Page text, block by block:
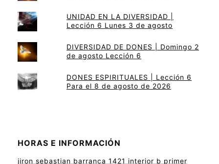
UNIDAD EN LA DIVERSIDAD |
Lección 6 Lunes 3 de agosto
DIVERSIDAD DE DONES | Domingo 2
de agosto Lección 6
DONES ESPIRITUALES | Lección 6
Para el 8 de agosto de 2026
HORAS E INFORMACIÓN
jiron sebastian barranca 1421 interior b primer